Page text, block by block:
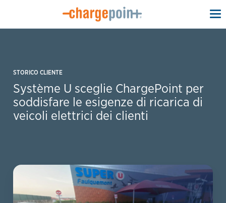
STORICO CLIENTE
Système U sceglie ChargePoint per
soddisfare le esigenze di ricarica di
veicoli elettrici dei clienti